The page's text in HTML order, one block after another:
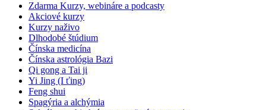
Zdarma Kurzy, webináre a podcasty
Akciové kurzy
Kurzy naživo
Dlhodobé štúdium
Čínska medicína
Čínska astrológia Bazi
Qi gong a Tai ji
Yi Jing (I ťing)
Feng shui
Spagýria a alchýmia